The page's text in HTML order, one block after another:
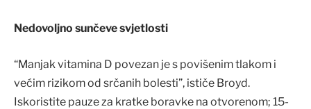
Nedovoljno sunčeve svjetlosti
“Manjak vitamina D povezan je s povišenim tlakom i
većim rizikom od srčanih bolesti”, ističe Broyd.
Iskoristite pauze za kratke boravke na otvorenom; 15-